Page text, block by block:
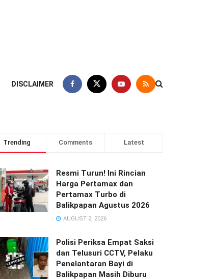
DISCLAIMER
Trending Comments Latest
Resmi Turun! Ini Rincian
Harga Pertamax dan
Pertamax Turbo di
Balikpapan Agustus 2026
AUGUST 2, 2026
Polisi Periksa Empat Saksi
dan Telusuri CCTV, Pelaku
Penelantaran Bayi di
Balikpapan Masih Diburu